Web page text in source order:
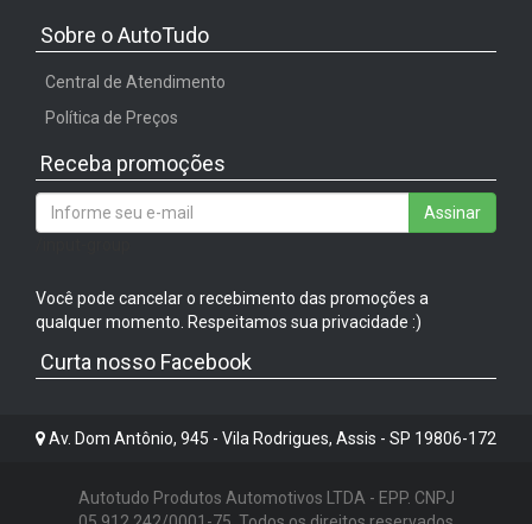
Sobre o AutoTudo
Central de Atendimento
Política de Preços
Receba promoções
Assinar
Você pode cancelar o recebimento das promoções a
qualquer momento. Respeitamos sua privacidade :)
Curta nosso Facebook
Av. Dom Antônio, 945 - Vila Rodrigues, Assis - SP 19806-172
Autotudo Produtos Automotivos LTDA - EPP. CNPJ